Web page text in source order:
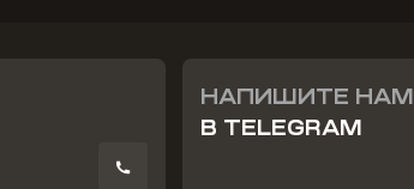
НАПИШИТЕ НАМ
В TELEGRAM